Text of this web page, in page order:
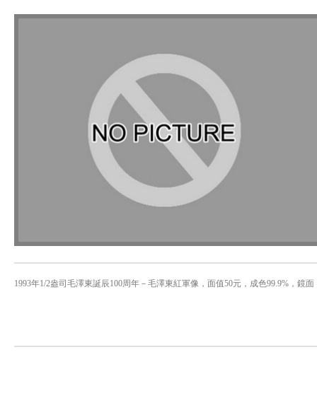
1993年1/2盎司毛澤東誕辰100周年－毛澤東紅軍像，面值50元，成色99.9%，鏡